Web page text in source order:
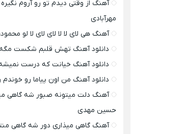
آهنگ از وقتی دیدم تو رو آروم
مهرآبادی
آهنگ هی لای لا لا لای لای لا لو
دانلود آهنگ تهش قلبم شکست مگه
دانلود آهنگ خیانت که درست
دانلود آهنگ من اون پیاما رو
آهنگ دلت میتونه صبور شه گاهی
حسین مهدی
آهنگ گاهی میذاری دور شه گاهی